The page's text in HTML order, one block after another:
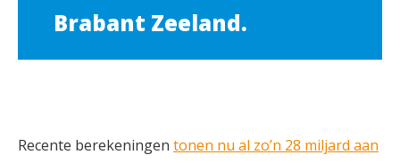
Brabant Zeeland.
Recente berekeningen tonen nu al zo’n 28 miljard aan